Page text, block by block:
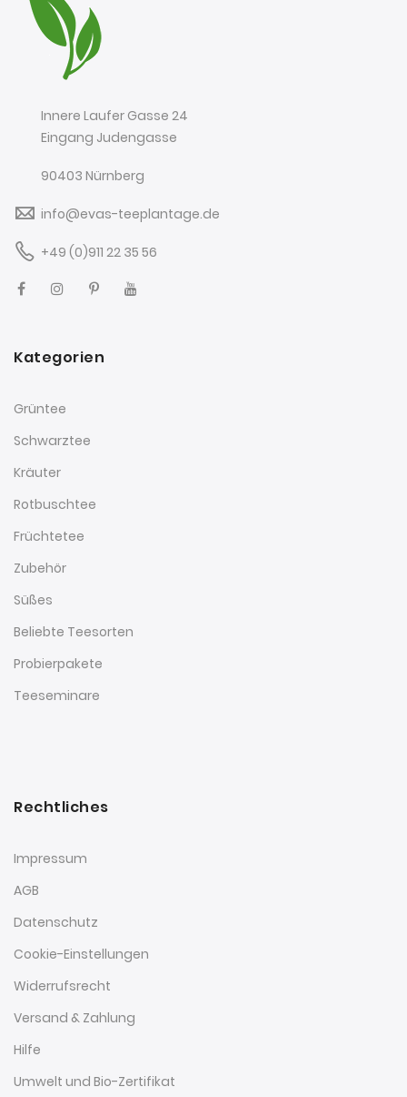
Innere Laufer Gasse 24
Eingang Judengasse
90403 Nürnberg
info@evas-teeplantage.de
+49 (0)911 22 35 56
Kategorien
Grüntee
Schwarztee
Kräuter
Rotbuschtee
Früchtetee
Zubehör
Süßes
Beliebte Teesorten
Probierpakete
Teeseminare
Rechtliches
Impressum
AGB
Datenschutz
Cookie-Einstellungen
Widerrufsrecht
Versand & Zahlung
Hilfe
Umwelt und Bio-Zertifikat